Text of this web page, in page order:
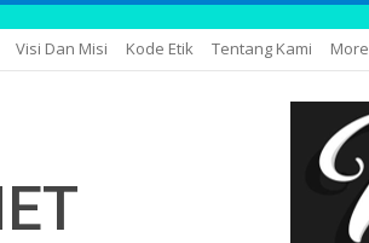
Visi Dan Misi Kode Etik Tentang Kami More